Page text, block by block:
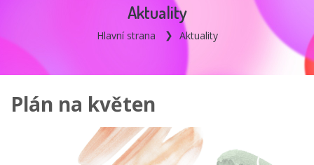
Aktuality
Hlavní strana Aktuality
Plán na květen